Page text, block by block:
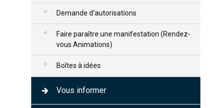
Demande d'autorisations
Faire paraître une manifestation (Rendez-
vous Animations)
Boîtes à idées
Vous informer